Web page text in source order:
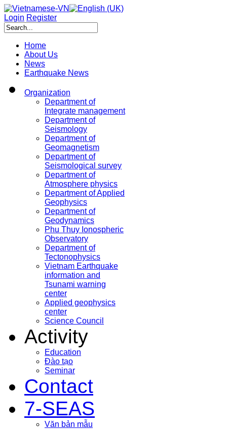
Login Register
Home
About Us
News
Earthquake News
Organization
Department of
Integrate management
Department of
Seismology
Department of
Geomagnetism
Department of
Seismological survey
Department of
Atmosphere physics
Department of Applied
Geophysics
Department of
Geodynamics
Phu Thuy Ionospheric
Observatory
Department of
Tectonophysics
Vietnam Earthquake
information and
Tsunami warning
center
Applied geophysics
center
Science Council
Activity
Education
Đào tạo
Seminar
Contact
7-SEAS
Văn bản mẫu